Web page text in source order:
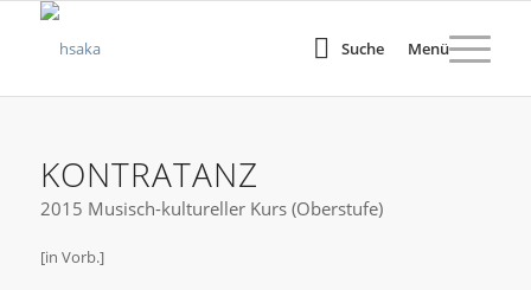
Suche Menü
KONTRATANZ
2015 Musisch-kultureller Kurs (Oberstufe)
[in Vorb.]